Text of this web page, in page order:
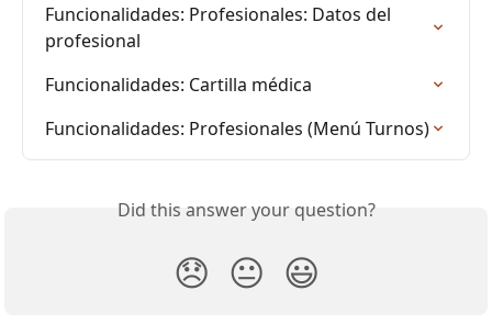
Funcionalidades: Profesionales: Datos del
profesional
Funcionalidades: Cartilla médica
Funcionalidades: Profesionales (Menú Turnos)
Did this answer your question?
😞 😐 😃